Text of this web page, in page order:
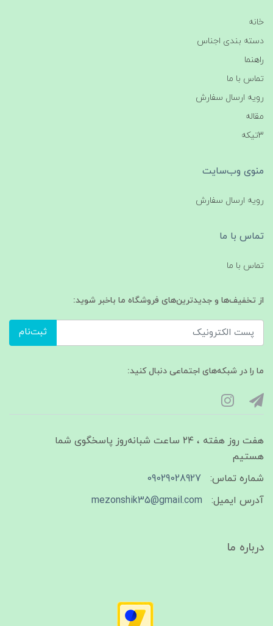
خانه
دسته بندی اجناس
راهنما
تماس با ما
رویه ارسال سفارش
مقاله
3تیکه
منوی وب‌سایت
رویه ارسال سفارش
تماس با ما
تماس با ما
از تخفیف‌ها و جدیدترین‌های فروشگاه ما باخبر شوید:
ثبت‌نام
ما را در شبکه‌های اجتماعی دنبال کنید:
هفت روز هفته ، ۲۴ ساعت شبانه‌روز پاسخگوی شما
هستیم
شماره تماس:
09029028927
آدرس ایمیل:
mezonshik35@gmail.com
درباره ما